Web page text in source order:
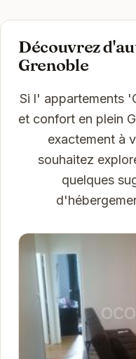
Découvrez
Grenoble
Si l' appartements
et confort en plein
exactement à
souhaitez
quelques